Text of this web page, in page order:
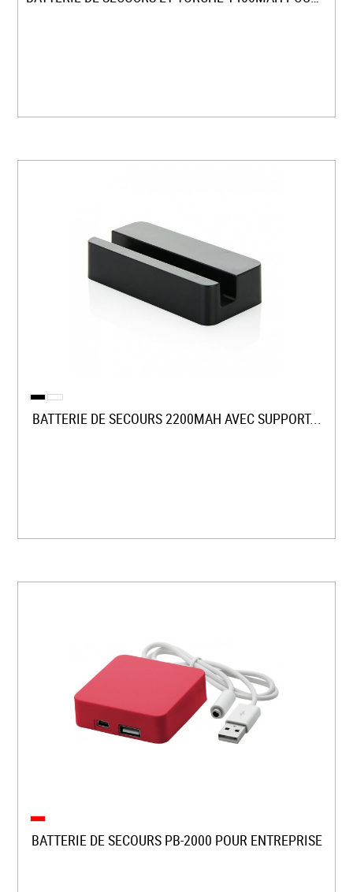
BATTERIE DE SECOURS 2200MAH AVEC SUPPORT...
BATTERIE DE SECOURS PB-2000 POUR ENTREPRISE